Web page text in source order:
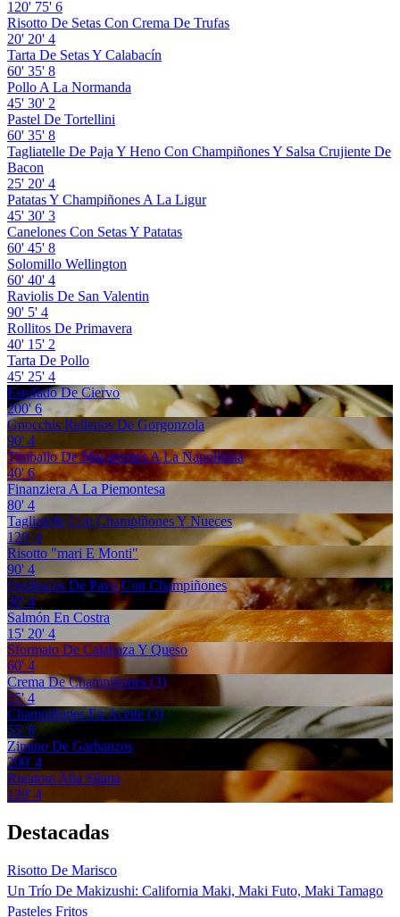
120' 75' 6
Risotto De Setas Con Crema De Trufas
20' 20' 4
Tarta De Setas Y Calabacín
60' 35' 8
Pollo A La Normanda
45' 30' 2
Pastel De Tortellini
60' 35' 8
Tagliatelle De Paja Y Heno Con Champiñones Y Salsa Crujiente De
Bacon
25' 20' 4
Patatas Y Champiñones A La Ligur
45' 30' 3
Canelones Con Setas Y Patatas
60' 45' 8
Solomillo Wellington
60' 40' 4
Raviolis De San Valentin
90' 5' 4
Rollitos De Primavera
40' 15' 2
Tarta De Pollo
45' 25' 4
Estofado De Ciervo
200'6
Gnocchis Rellenos De Gorgonzola
90' 4
Timballo De Macarrones A La Napolitana
40'6
Finanziera A La Piemontesa
80' 4
Tagliatelle Con Champiñones Y Nueces
120' 4
Risotto "mari E Monti"
90' 4
Ossibucos De Pavo Con Champiñones
30'4
Salmón En Costra
15' 20' 4
Sformato De Calabaza Y Queso
60' 4
Crema De Champiñones (3)
55'4
Champiñones En Aceite (3)
55' 8
Zimino De Garbanzos
200' 4
Rigatoni Alla Silana
120' 4
Destacadas
Risotto De Marisco
Un Trío De Makizushi: California Maki, Maki Futo, Maki Tamago
Pasteles Fritos